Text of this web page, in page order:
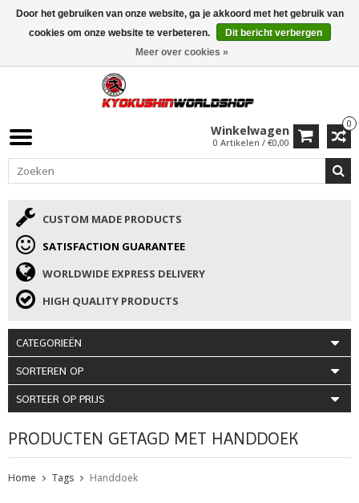
ISAMU SUMMER DEALS• 10% Korting + cadeau vanaf €169 →
0
Winkelwagen
0 Artikelen / €0,00
CUSTOM MADE PRODUCTS
SATISFACTION GUARANTEE
WORLDWIDE EXPRESS DELIVERY
HIGH QUALITY PRODUCTS
CATEGORIEËN
SORTEREN OP
SORTEER OP PRIJS
PRODUCTEN GETAGD MET HANDDOEK
Home Tags Handdoek
Door het gebruiken van onze website, ga je akkoord met het gebruik van
cookies om onze website te verbeteren.
Dit bericht verbergen
Meer over cookies »